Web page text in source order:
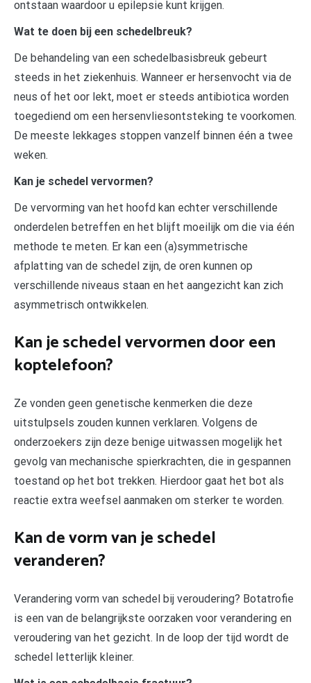
ontstaan waardoor u epilepsie kunt krijgen.
Wat te doen bij een schedelbreuk?
De behandeling van een schedelbasisbreuk gebeurt
steeds in het ziekenhuis. Wanneer er hersenvocht via de
neus of het oor lekt, moet er steeds antibiotica worden
toegediend om een hersenvliesontsteking te voorkomen.
De meeste lekkages stoppen vanzelf binnen één a twee
weken.
Kan je schedel vervormen?
De vervorming van het hoofd kan echter verschillende
onderdelen betreffen en het blijft moeilijk om die via één
methode te meten. Er kan een (a)symmetrische
afplatting van de schedel zijn, de oren kunnen op
verschillende niveaus staan en het aangezicht kan zich
asymmetrisch ontwikkelen.
Kan je schedel vervormen door een
koptelefoon?
Ze vonden geen genetische kenmerken die deze
uitstulpsels zouden kunnen verklaren. Volgens de
onderzoekers zijn deze benige uitwassen mogelijk het
gevolg van mechanische spierkrachten, die in gespannen
toestand op het bot trekken. Hierdoor gaat het bot als
reactie extra weefsel aanmaken om sterker te worden.
Kan de vorm van je schedel
veranderen?
Verandering vorm van schedel bij veroudering? Botatrofie
is een van de belangrijkste oorzaken voor verandering en
veroudering van het gezicht. In de loop der tijd wordt de
schedel letterlijk kleiner.